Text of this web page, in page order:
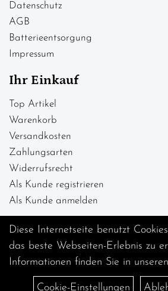
Datenschutz
AGB
Batterieentsorgung
Impressum
Ihr Einkauf
Top Artikel
Warenkorb
Versandkosten
Zahlungsarten
Widerrufsrecht
Als Kunde registrieren
Als Kunde anmelden
Diese Internetseite benutzt
das beste Webseiten-Erlebnis zu
Informationen finden Sie in unseren
Cookie-Einstellungen